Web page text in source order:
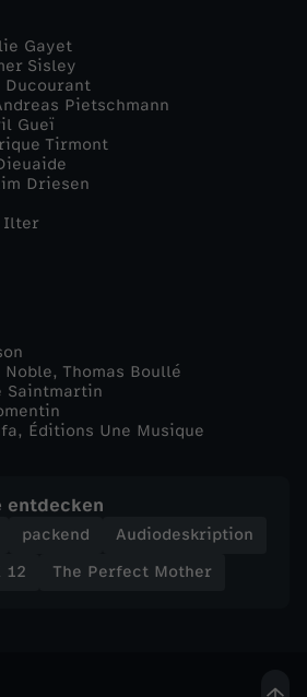
Gayet
Sisley
Ducourant
Pietschmann
Gueï
Tirmont
Driesen
Ilter
Thomas Boullé
Saintmartin
Éditions Une Musique
entdecken
packend
Audiodeskription
12 The Perfect Mother